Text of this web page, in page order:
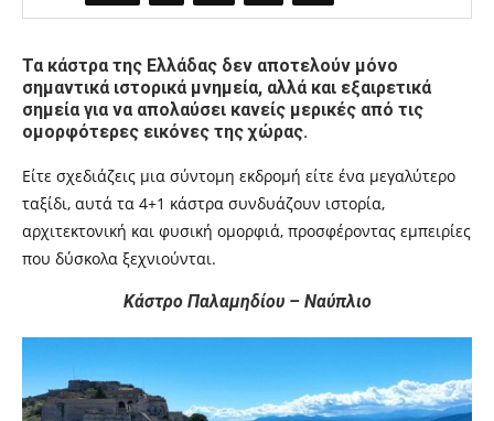
Τα κάστρα της Ελλάδας δεν αποτελούν μόνο
σημαντικά ιστορικά μνημεία, αλλά και εξαιρετικά
σημεία για να απολαύσει κανείς μερικές από τις
ομορφότερες εικόνες της χώρας.
Είτε σχεδιάζεις μια σύντομη εκδρομή είτε ένα μεγαλύτερο
ταξίδι, αυτά τα 4+1 κάστρα συνδυάζουν ιστορία,
αρχιτεκτονική και φυσική ομορφιά, προσφέροντας εμπειρίες
που δύσκολα ξεχνιούνται.
Κάστρο Παλαμηδίου – Ναύπλιο